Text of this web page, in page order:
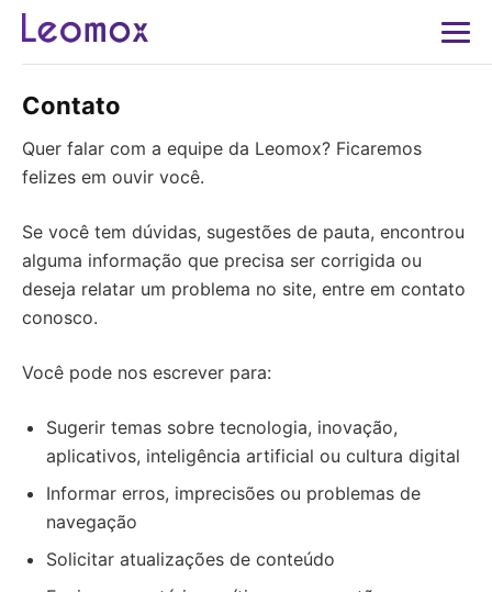
Contato
Quer falar com a equipe da Leomox? Ficaremos
felizes em ouvir você.
Se você tem dúvidas, sugestões de pauta, encontrou
alguma informação que precisa ser corrigida ou
deseja relatar um problema no site, entre em contato
conosco.
Você pode nos escrever para:
Sugerir temas sobre tecnologia, inovação,
aplicativos, inteligência artificial ou cultura digital
Informar erros, imprecisões ou problemas de
navegação
Solicitar atualizações de conteúdo